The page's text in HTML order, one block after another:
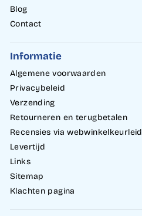
Blog
Contact
Informatie
Algemene voorwaarden
Privacybeleid
Verzending
Retourneren en terugbetalen
Recensies via webwinkelkeurleid
Levertijd
Links
Sitemap
Klachten pagina